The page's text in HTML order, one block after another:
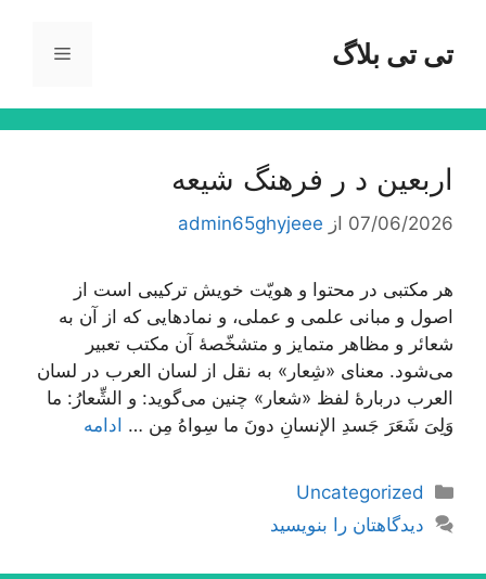
محتواتی تی بلاگ فهرست
اربعین د ر فرهنگ شیعه
07/06/2026 از admin65ghyjeee
هر مکتبی در محتوا و هویّت خویش ترکیبی است از
اصول و مبانی علمی و عملی، و نمادهایی که از آن به
شعائر و مظاهر متمایز و متشخّصۀ آن مکتب تعبیر
می‌شود. معنای «شِعار» به نقل از لسان العرب در لسان
العرب دربارۀ لفظ «شعار» چنین می‌گوید: و الشِّعارُ: ما
وَلِیَ شَعَرَ جَسدِ الإنسانِ دونَ ما سِواهُ مِن … ادامه
دسته‌ها
Uncategorized
دیدگاهتان را بنویسید